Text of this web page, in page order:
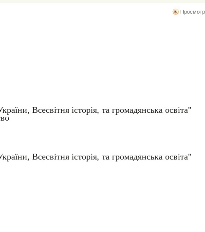
Всесвітня історія, та громадянська освіта"
Всесвітня історія, та громадянська освіта"